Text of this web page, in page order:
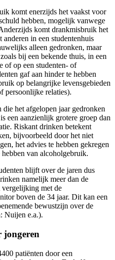
komt enerzijds het vaakst voor
hebben, mogelijk vanwege
komt drankmisbruik het
in een studentenhuis
alleen gedronken, maar
bij een bekende thuis, in een
of op een studenten- of
gaf aan hinder te hebben
op belangrijke levensgebieden
persoonlijke relaties).
die het afgelopen jaar gedronken
een aanzienlijk grotere groep dan
Riskant drinken betekent
bijvoorbeeld door het niet
het advies te hebben gekregen
van alcoholgebruik.
blijft over de jaren dus
namelijk meer dan de
met de
boven de 34 jaar. Dit kan een
bewustzijn over de
Nuijen e.a.).
jongeren
patiënten door een